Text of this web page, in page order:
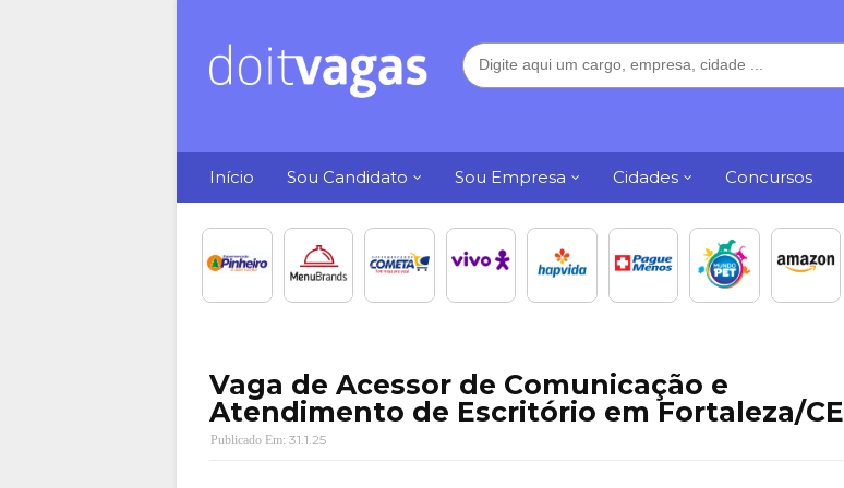
Início Sou Candidato Sou Empresa Cidades Concursos
Vaga de Acessor de Comunicação e
Atendimento de Escritório em Fortaleza/CE
31.1.25